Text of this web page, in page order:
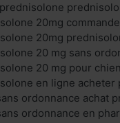
20mg
20mg
20 mg sans
20 mg pour
en ligne acheter
ordonnance achat
ordonnance en